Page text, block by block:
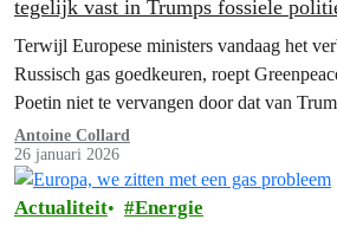
tegelijk vast in Trumps fossiele
Terwijl Europese ministers vandaag het
Russisch gas goedkeuren, roept
Poetin niet te vervangen door dat van
Greenpeace plaatsten een opblaasbaar
op een lng-tanker voor het hoofdkwartier
Brussel. “Elke euro die Europa…
Antoine Collard
26 januari 2026
Actualiteit Energie